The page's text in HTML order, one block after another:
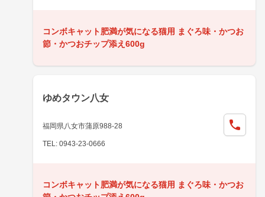
コンボキャット肥満が気になる猫用 まぐろ味・かつお
節・かつおチップ添え600g
ゆめタウン八女
福岡県八女市蒲原988-28
TEL: 0943-23-0666
コンボキャット肥満が気になる猫用 まぐろ味・かつお